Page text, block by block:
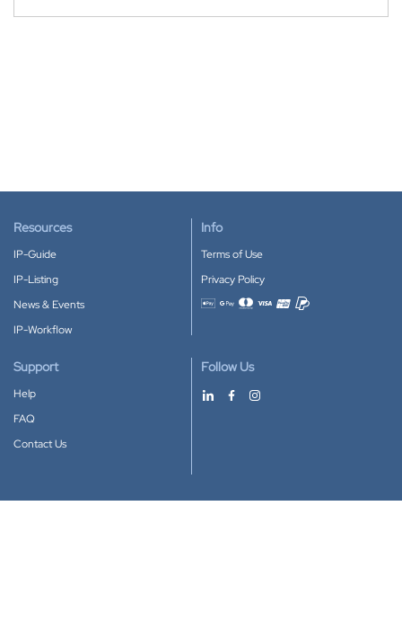
Resources
IP-Guide
IP-Listing
News & Events
IP-Workflow
Info
Terms of Use
Privacy Policy
Accepted payment methods
Support
Help
FAQ
Contact Us
Follow Us